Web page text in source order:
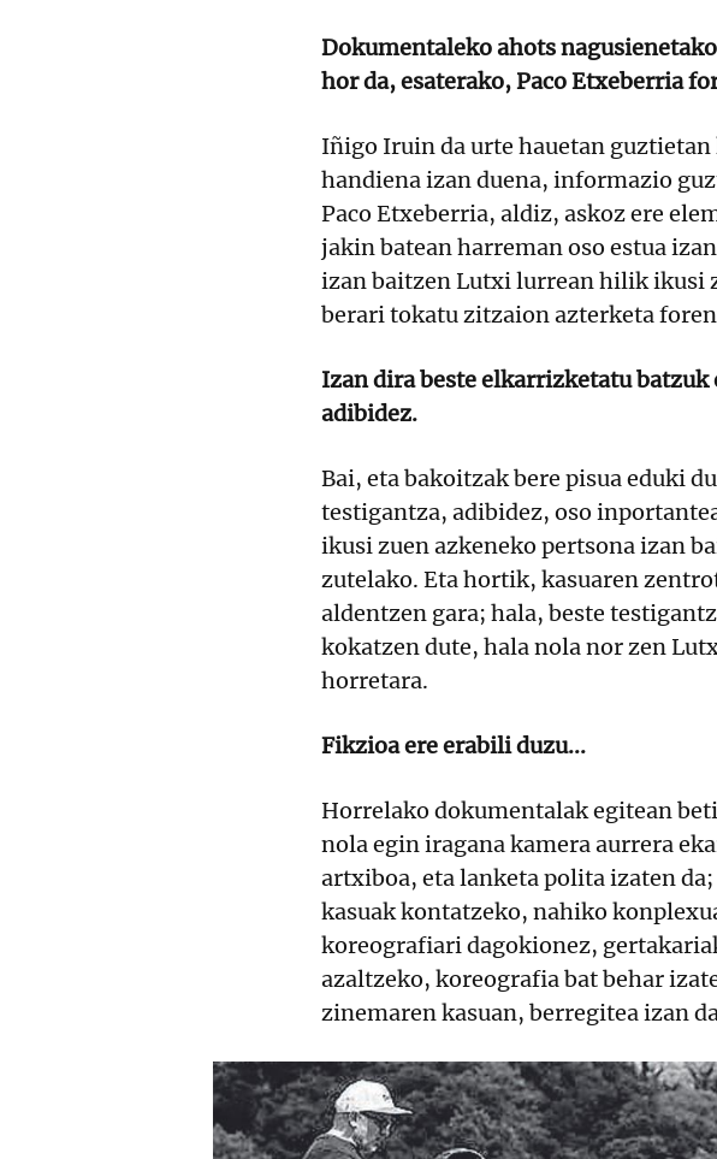
Dokumentaleko ahots
hor da, esaterako, Paco Etxeberria
Iñigo Iruin da urte hauetan guztietan
handiena izan duena, informazio
Paco Etxeberria, aldiz, askoz ere
jakin batean harreman oso estua
izan baitzen Lutxi lurrean hilik ikusi
berari tokatu zitzaion azterketa
Izan dira beste elkarrizketatu batzuk
adibidez.
Bai, eta bakoitzak bere pisua eduki
testigantza, adibidez, oso
ikusi zuen azkeneko pertsona izan
zutelako. Eta hortik, kasuaren
aldentzen gara; hala, beste
kokatzen dute, hala nola nor zen
horretara.
Fikzioa ere erabili duzu...
Horrelako dokumentalak egitean
nola egin iragana kamera aurrera
artxiboa, eta lanketa polita izaten
kasuak kontatzeko, nahiko
koreografiari dagokionez,
azaltzeko, koreografia bat behar
zinemaren kasuan, berregitea izan